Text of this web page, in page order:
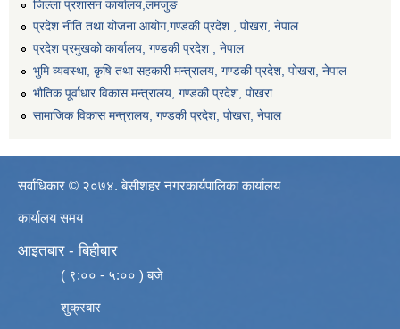
जिल्ला प्रशासन कार्यालय,लमजुङ
प्रदेश नीति तथा योजना आयोग,गण्डकी प्रदेश , पोखरा, नेपाल
प्रदेश प्रमुखको कार्यालय, गण्डकी प्रदेश , नेपाल
भुमि व्यवस्था, कृषि तथा सहकारी मन्त्रालय, गण्डकी प्रदेश, पोखरा, नेपाल
भौतिक पूर्वाधार विकास मन्त्रालय, गण्डकी प्रदेश, पाेखरा
सामाजिक विकास मन्त्रालय, गण्डकी प्रदेश, पोखरा, नेपाल
सर्वाधिकार © २०७४. बेसीशहर नगरकार्यपालिका कार्यालय
कार्यालय समय
आइतबार - बिहीबार
( ९:०० - ५:०० ) बजे
शुक्रबार